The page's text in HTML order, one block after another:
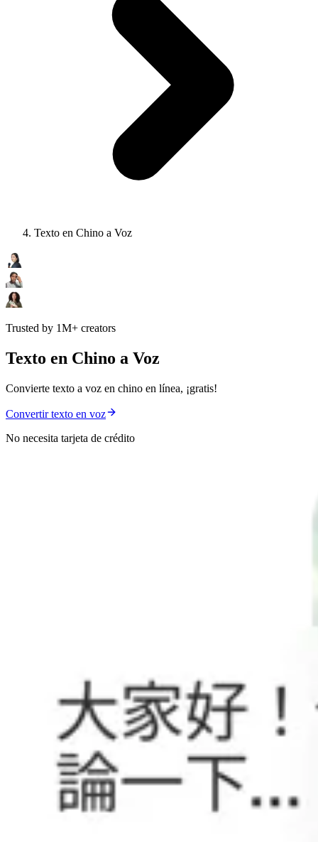
Texto en Chino a Voz
Trusted by 1M+ creators
Texto en Chino a Voz
Convierte texto a voz en chino en línea, ¡gratis!
Convertir texto en voz
No necesita tarjeta de crédito